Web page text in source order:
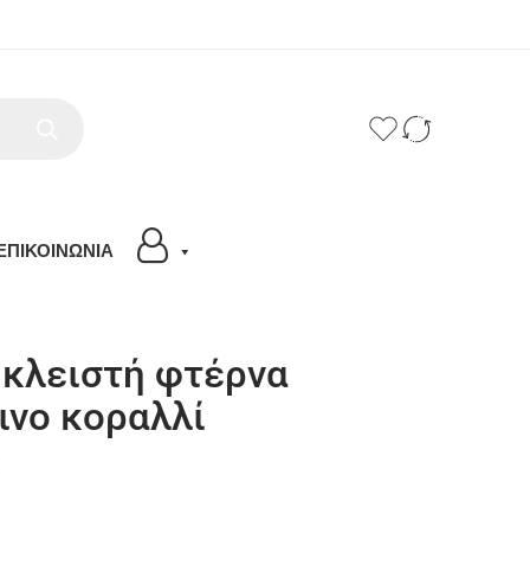
φτέρνα
κοραλλί